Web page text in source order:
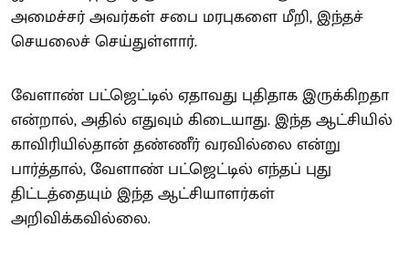
அமைச்சர் அவர்கள் சபை மரபுகளை மீறி, இந்தச்
செயலைச் செய்துள்ளார்.
வேளாண் பட்ஜெட்டில் ஏதாவது புதிதாக இருக்கிறதா
என்றால், அதில் எதுவும் கிடையாது. இந்த ஆட்சியில்
காவிரியில்தான் தண்ணீர் வரவில்லை என்று
பார்த்தால், வேளாண் பட்ஜெட்டில் எந்தப் புது
திட்டத்தையும் இந்த ஆட்சியாளர்கள்
அறிவிக்கவில்லை.